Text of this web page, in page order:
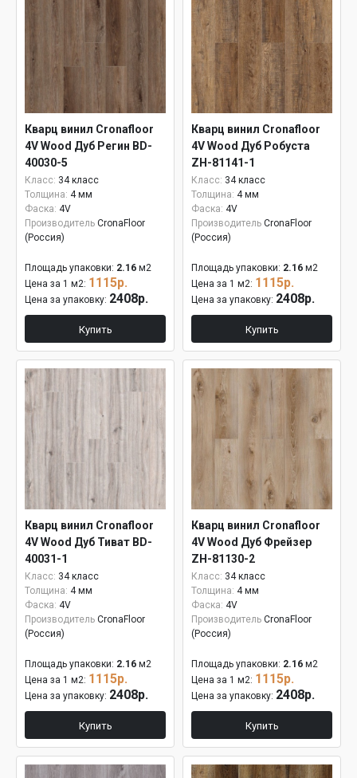
Кварц винил Cronafloor
4V Wood Дуб Регин BD-
40030-5
Класс: 34 класс
Толщина: 4 мм
Фаска: 4V
Производитель CronaFloor
(Россия)
Площадь упаковки: 2.16 м2
Цена за 1 м2: 1115р.
Цена за упаковку: 2408р.
Купить
Кварц винил Cronafloor
4V Wood Дуб Робуста
ZH-81141-1
Класс: 34 класс
Толщина: 4 мм
Фаска: 4V
Производитель CronaFloor
(Россия)
Площадь упаковки: 2.16 м2
Цена за 1 м2: 1115р.
Цена за упаковку: 2408р.
Купить
Кварц винил Cronafloor
4V Wood Дуб Тиват BD-
40031-1
Класс: 34 класс
Толщина: 4 мм
Фаска: 4V
Производитель CronaFloor
(Россия)
Площадь упаковки: 2.16 м2
Цена за 1 м2: 1115р.
Цена за упаковку: 2408р.
Купить
Кварц винил Cronafloor
4V Wood Дуб Фрейзер
ZH-81130-2
Класс: 34 класс
Толщина: 4 мм
Фаска: 4V
Производитель CronaFloor
(Россия)
Площадь упаковки: 2.16 м2
Цена за 1 м2: 1115р.
Цена за упаковку: 2408р.
Купить